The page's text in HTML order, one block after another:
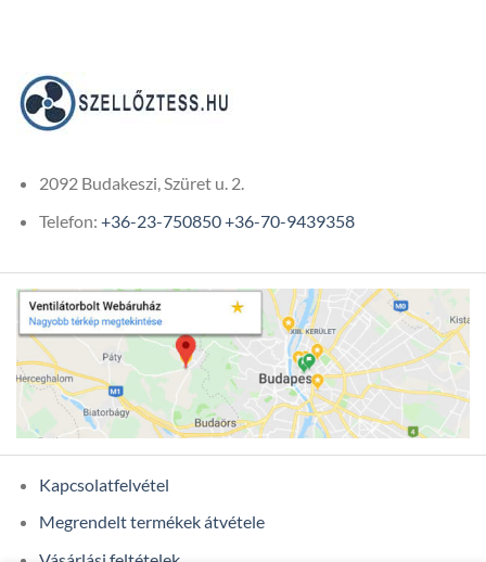
2092 Budakeszi, Szüret u. 2.
Telefon: +36-23-750850+36-70-9439358
Kapcsolatfelvétel
Megrendelt termékek átvétele